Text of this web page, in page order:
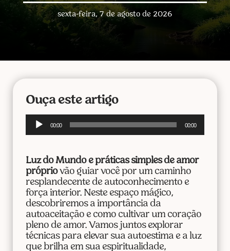
sexta-feira, 7 de agosto de 2026
Ouça este artigo
Tocador
00:00 00:00
Luz do Mundo e práticas simples de amor
própriovão guiar você por um caminho
resplandecente de autoconhecimento e
força interior. Neste espaço mágico,
descobriremos a importância da
autoaceitação e como cultivar um coração
pleno de amor. Vamos juntos explorar
técnicas para elevar sua autoestima e a luz
que brilha em sua espiritualidade,